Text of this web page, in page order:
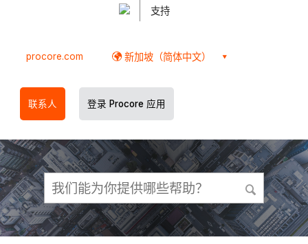
支持
procore.com 新加坡（简体中文）
联系人 登录 Procore 应用